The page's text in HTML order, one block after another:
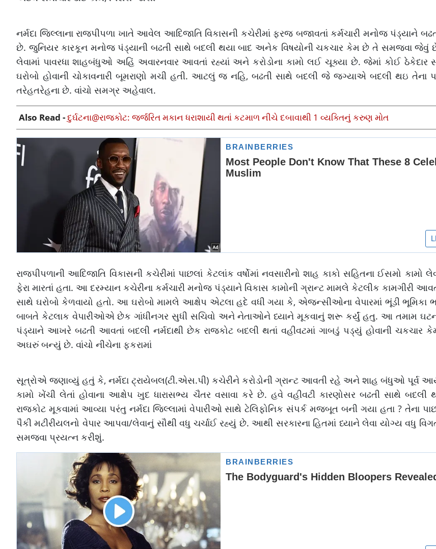
નર્મદા જિલ્લાના રાજપીપળા ખાતે આવેલ આદિજાતિ વિકાસની કચેરીમાં ફરજ બજાવતાં કર્મચારી મનોજ પંડ્યાને
છે. જુનિયર કારકૂન મનોજ પંડ્યાની બઢતી સાથે બદલી થયા બાદ અનેક વિષયોની ચકચાર કેમ છે તે સમજવા જેવું
લેવામાં પાવરધા શાહબંધુઓ અહિં અવારનવાર આવતાં રહ્યાં અને કરોડોના કામો લઈ ચૂક્યા છે. જેમાં કોઈ ઠેકેદાર
ઘરોબો હોવાની ચોકાવનારી બૂમરાણો મચી હતી. આટલું જ નહિ, બઢતી સાથે બદલી જે જગ્યાએ બદલી થઇ તેના
તરેહતરેહના છે. વાંચો સમગ્ર અહેવાલ.
Also Read -દુર્ઘટના@રાજકોટ: જર્જરિત મકાન ધરાશાયી થતાં કટમાળ નીચે દબાવાથી 1 વ્યક્તિનું કરુણ મોત
રાજપીપળાની આદિજાતિ વિકાસની કચેરીમાં પાછલાં કેટલાંક વર્ષોમાં નવસારીનો શાહ કાકો સહિતના ઈસમો કામો
ફેરા મારતાં હતા. આ દરમ્યાન કચેરીના કર્મચારી મનોજ પંડ્યાને વિકાસ કામોની ગ્રાન્ટ મામલે કેટલીક કામગીરી
સાથે ઘરોબો કેળવાયો હતો. આ ઘરોબો મામલે આક્ષેપ એટલા હદે વધી ગયા કે, એજન્સીઓના વેપારમાં ભૂંડી
બાબતે કેટલાક વેપારીઓએ છેક ગાંધીનગર સુધી સચિવો અને નેતાઓને ધ્યાને મૂકવાનું શરૂ કર્યું હતુ. આ તમામ
પંડ્યાને આખરે બઢતી આવતાં બદલી નર્મદાથી છેક રાજકોટ બદલી થતાં વહીવટમાં ગાબડું પડ્યું હોવાની
અઘરું બન્યું છે. વાંચો નીચેના ફકરામાં
સૂત્રોએ જણાવ્યું હતું કે, નર્મદા ટ્રાયેબલ(ટી.એસ.પી) કચેરીને કરોડોની ગ્રાન્ટ આવતી રહે અને શાહ બંધુઓ પૂર્વ
કામો ખેંચી લેતાં હોવાના આક્ષેપ ખુદ ધારાસભ્ય ચૈતર વસાવા કરે છે. હવે વહીવટી કારણોસર બઢતી સાથે બદલી
રાજકોટ મૂકવામાં આવ્યા પરંતુ નર્મદા જિલ્લામાં વેપારીઓ સાથે ટેલિફોનિક સંપર્ક મજબૂત બની ગયા હતા ? તેના
પૈકી મટીરીયલનો વેપાર આપવા/લેવાનું સૌથી વધુ ચર્ચાઈ રહ્યું છે.‌ આથી સરકારના હિતમાં ધ્યાને લેવા યોગ્ય વધુ
સમજવા પ્રયત્ન કરીશું.